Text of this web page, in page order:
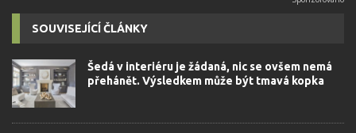
SOUVISEJÍCÍ ČLÁNKY
Šedá v interiéru je žádaná, nic se ovšem nemá
přehánět. Výsledkem může být tmavá kopka